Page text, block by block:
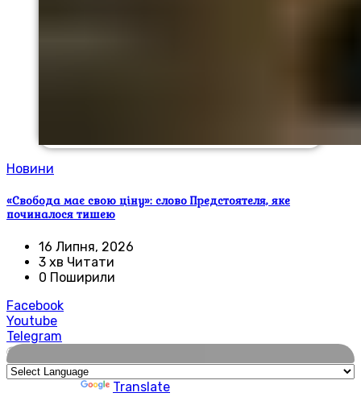
Новини
«Свобода має свою ціну»: слово Предстоятеля, яке
починалося тишею
16 Липня, 2026
3 хв Читати
0 Поширили
Facebook
Youtube
Telegram
🌍
Translate